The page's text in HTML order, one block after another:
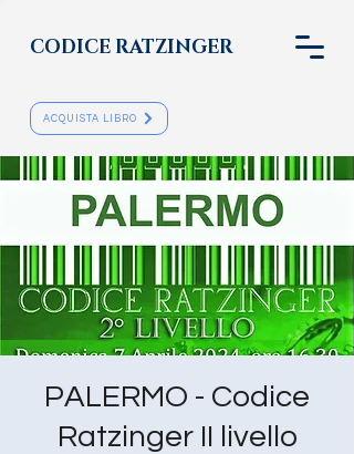
CODICE RATZINGER
ACQUISTA LIBRO
PALERMO - Codice
Ratzinger II livello